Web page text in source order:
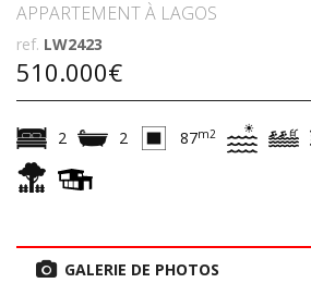
APPARTEMENT À LAGOS
ref. LW2423
510.000€
2 2 87m2
GALERIE DE PHOTOS